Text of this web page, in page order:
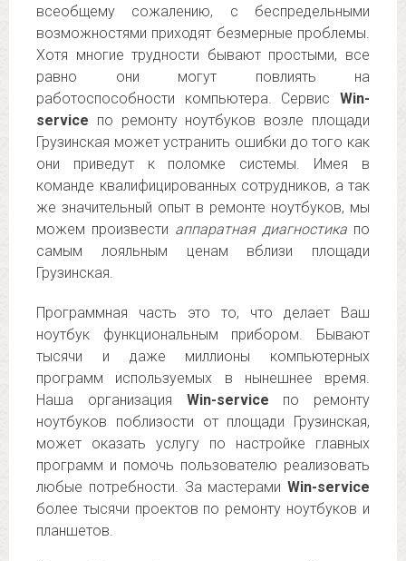
всеобщему сожалению, с беспредельными
возможностями приходят безмерные проблемы.
Хотя многие трудности бывают простыми, все
равно они могут повлиять на
работоспособности компьютера. Сервис Win-
service по ремонту ноутбуков возле площади
Грузинская может устранить ошибки до того как
они приведут к поломке системы. Имея в
команде квалифицированных сотрудников, а так
же значительный опыт в ремонте ноутбуков, мы
можем произвести аппаратная диагностика по
самым лояльным ценам вблизи площади
Грузинская.
Программная часть это то, что делает Ваш
ноутбук функциональным прибором. Бывают
тысячи и даже миллионы компьютерных
программ используемых в нынешнее время.
Наша организация Win-service по ремонту
ноутбуков поблизости от площади Грузинская,
может оказать услугу по настройке главных
программ и помочь пользователю реализовать
любые потребности. За мастерами Win-service
более тысячи проектов по ремонту ноутбуков и
планшетов.